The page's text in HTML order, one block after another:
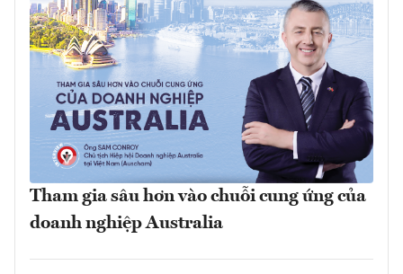
Tham gia sâu hơn vào chuỗi cung ứng của
doanh nghiệp Australia